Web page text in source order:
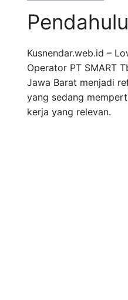
Kusnendar.web.id –
Operator PT SMART
Jawa Barat menjadi
yang sedang
kerja yang relevan.